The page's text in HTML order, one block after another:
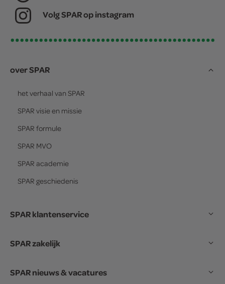
Volg SPAR op instagram
over SPAR
het verhaal van SPAR
SPAR visie en missie
SPAR formule
SPAR MVO
SPAR academie
SPAR geschiedenis
SPAR klantenservice
SPAR zakelijk
SPAR nieuws & vacatures